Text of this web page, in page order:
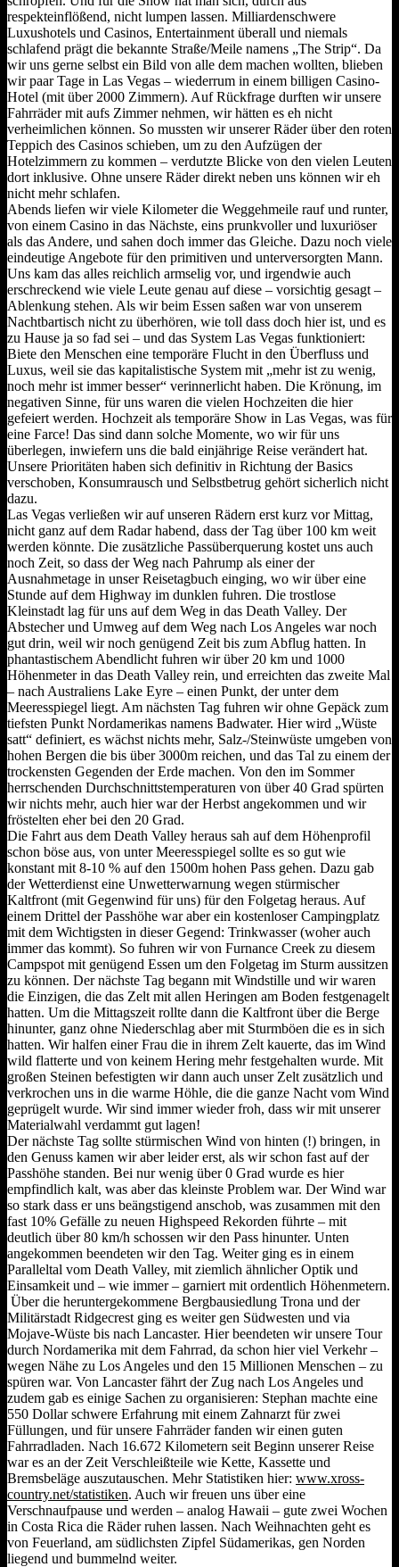
respekteinflößend, nicht lumpen lassen. Milliardenschwere
Luxushotels und Casinos, Entertainment überall und niemals
schlafend prägt die bekannte Straße/Meile namens „The Strip“. Da
wir uns gerne selbst ein Bild von alle dem machen wollten, blieben
wir paar Tage in Las Vegas – wiederrum in einem billigen Casino-
Hotel (mit über 2000 Zimmern). Auf Rückfrage durften wir unsere
Fahrräder mit aufs Zimmer nehmen, wir hätten es eh nicht
verheimlichen können. So mussten wir unserer Räder über den roten
Teppich des Casinos schieben, um zu den Aufzügen der
Hotelzimmern zu kommen – verdutzte Blicke von den vielen Leuten
dort inklusive. Ohne unsere Räder direkt neben uns können wir eh
nicht mehr schlafen.
Abends liefen wir viele Kilometer die Weggehmeile rauf und runter,
von einem Casino in das Nächste, eins prunkvoller und luxuriöser
als das Andere, und sahen doch immer das Gleiche. Dazu noch viele
eindeutige Angebote für den primitiven und unterversorgten Mann.
Uns kam das alles reichlich armselig vor, und irgendwie auch
erschreckend wie viele Leute genau auf diese – vorsichtig gesagt –
Ablenkung stehen. Als wir beim Essen saßen war von unserem
Nachtbartisch nicht zu überhören, wie toll dass doch hier ist, und es
zu Hause ja so fad sei – und das System Las Vegas funktioniert:
Biete den Menschen eine temporäre Flucht in den Überfluss und
Luxus, weil sie das kapitalistische System mit „mehr ist zu wenig,
noch mehr ist immer besser“ verinnerlicht haben. Die Krönung, im
negativen Sinne, für uns waren die vielen Hochzeiten die hier
gefeiert werden. Hochzeit als temporäre Show in Las Vegas, was für
eine Farce! Das sind dann solche Momente, wo wir für uns
überlegen, inwiefern uns die bald einjährige Reise verändert hat.
Unsere Prioritäten haben sich definitiv in Richtung der Basics
verschoben, Konsumrausch und Selbstbetrug gehört sicherlich nicht
dazu.
Las Vegas verließen wir auf unseren Rädern erst kurz vor Mittag,
nicht ganz auf dem Radar habend, dass der Tag über 100 km weit
werden könnte. Die zusätzliche Passüberquerung kostet uns auch
noch Zeit, so dass der Weg nach Pahrump als einer der
Ausnahmetage in unser Reisetagbuch einging, wo wir über eine
Stunde auf dem Highway im dunklen fuhren. Die trostlose
Kleinstadt lag für uns auf dem Weg in das Death Valley. Der
Abstecher und Umweg auf dem Weg nach Los Angeles war noch
gut drin, weil wir noch genügend Zeit bis zum Abflug hatten. In
phantastischem Abendlicht fuhren wir über 20 km und 1000
Höhenmeter in das Death Valley rein, und erreichten das zweite Mal
– nach Australiens Lake Eyre – einen Punkt, der unter dem
Meeresspiegel liegt. Am nächsten Tag fuhren wir ohne Gepäck zum
tiefsten Punkt Nordamerikas namens Badwater. Hier wird „Wüste
satt“ definiert, es wächst nichts mehr, Salz-/Steinwüste umgeben von
hohen Bergen die bis über 3000m reichen, und das Tal zu einem der
trockensten Gegenden der Erde machen. Von den im Sommer
herrschenden Durchschnittstemperaturen von über 40 Grad spürten
wir nichts mehr, auch hier war der Herbst angekommen und wir
fröstelten eher bei den 20 Grad.
Die Fahrt aus dem Death Valley heraus sah auf dem Höhenprofil
schon böse aus, von unter Meeresspiegel sollte es so gut wie
konstant mit 8-10 % auf den 1500m hohen Pass gehen. Dazu gab
der Wetterdienst eine Unwetterwarnung wegen stürmischer
Kaltfront (mit Gegenwind für uns) für den Folgetag heraus. Auf
einem Drittel der Passhöhe war aber ein kostenloser Campingplatz
mit dem Wichtigsten in dieser Gegend: Trinkwasser (woher auch
immer das kommt). So fuhren wir von Furnance Creek zu diesem
Campspot mit genügend Essen um den Folgetag im Sturm aussitzen
zu können. Der nächste Tag begann mit Windstille und wir waren
die Einzigen, die das Zelt mit allen Heringen am Boden festgenagelt
hatten. Um die Mittagszeit rollte dann die Kaltfront über die Berge
hinunter, ganz ohne Niederschlag aber mit Sturmböen die es in sich
hatten. Wir halfen einer Frau die in ihrem Zelt kauerte, das im Wind
wild flatterte und von keinem Hering mehr festgehalten wurde. Mit
großen Steinen befestigten wir dann auch unser Zelt zusätzlich und
verkrochen uns in die warme Höhle, die die ganze Nacht vom Wind
geprügelt wurde. Wir sind immer wieder froh, dass wir mit unserer
Materialwahl verdammt gut lagen!
Der nächste Tag sollte stürmischen Wind von hinten (!) bringen, in
den Genuss kamen wir aber leider erst, als wir schon fast auf der
Passhöhe standen. Bei nur wenig über 0 Grad wurde es hier
empfindlich kalt, was aber das kleinste Problem war. Der Wind war
so stark dass er uns beängstigend anschob, was zusammen mit den
fast 10% Gefälle zu neuen Highspeed Rekorden führte – mit
deutlich über 80 km/h schossen wir den Pass hinunter. Unten
angekommen beendeten wir den Tag. Weiter ging es in einem
Paralleltal vom Death Valley, mit ziemlich ähnlicher Optik und
Einsamkeit und – wie immer – garniert mit ordentlich Höhenmetern.
Über die heruntergekommene Bergbausiedlung Trona und der
Militärstadt Ridgecrest ging es weiter gen Südwesten und via
Mojave-Wüste bis nach Lancaster. Hier beendeten wir unsere Tour
durch Nordamerika mit dem Fahrrad, da schon hier viel Verkehr –
wegen Nähe zu Los Angeles und den 15 Millionen Menschen – zu
spüren war. Von Lancaster fährt der Zug nach Los Angeles und
zudem gab es einige Sachen zu organisieren: Stephan machte eine
550 Dollar schwere Erfahrung mit einem Zahnarzt für zwei
Füllungen, und für unsere Fahrräder fanden wir einen guten
Fahrradladen. Nach 16.672 Kilometern seit Beginn unserer Reise
war es an der Zeit Verschleißteile wie Kette, Kassette und
Bremsbeläge auszutauschen. Mehr Statistiken hier: www.xross-
country.net/statistiken. Auch wir freuen uns über eine
Verschnaufpause und werden – analog Hawaii – gute zwei Wochen
in Costa Rica die Räder ruhen lassen. Nach Weihnachten geht es
von Feuerland, am südlichsten Zipfel Südamerikas, gen Norden
liegend und bummelnd weiter.